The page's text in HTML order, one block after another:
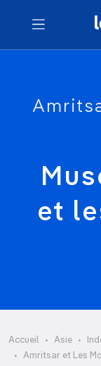
Menu
et
Accueil Asie
Amritsar et Les